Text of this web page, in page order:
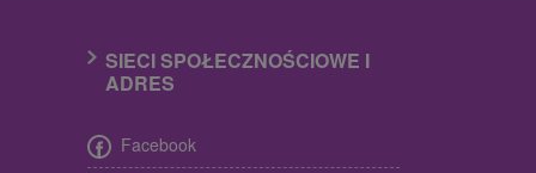
SIECI SPOŁECZNOŚCIOWE I
ADRES
Facebook